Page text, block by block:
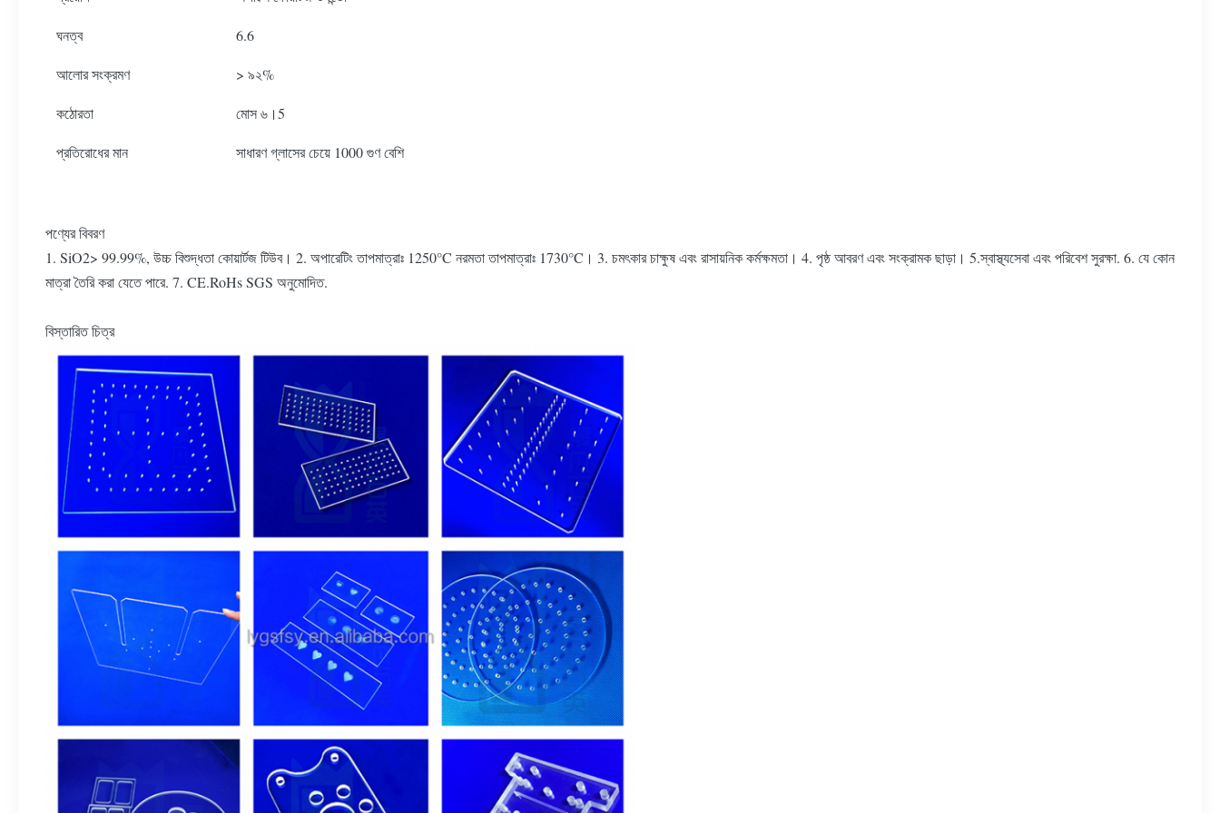
ঘনত্ব 6.6
আলোর সংক্রমণ > ৯২%
কঠোরতা মোস ৬।5
প্রতিরোধের মান সাধারণ গ্লাসের চেয়ে 1000 গুণ বেশি
পণ্যের বিবরণ
1. SiO2> 99.99%, উচ্চ বিশুদ্ধতা কোয়ার্টজ টিউব। 2. অপারেটিং তাপমাত্রাঃ 1250°C নরমতা তাপমাত্রাঃ 1730°C। 3. চমৎকার চাক্ষুষ এবং রাসায়নিক কর্মক্ষমতা। 4. পৃষ্ঠ আবরণ এবং সংক্রামক ছাড়া। 5.স্বাস্থ্যসেবা এবং পরিবেশ সুরক্ষা. 6. যে কোন
মাত্রা তৈরি করা যেতে পারে. 7. CE.RoHs SGS অনুমোদিত.
বিস্তারিত চিত্র